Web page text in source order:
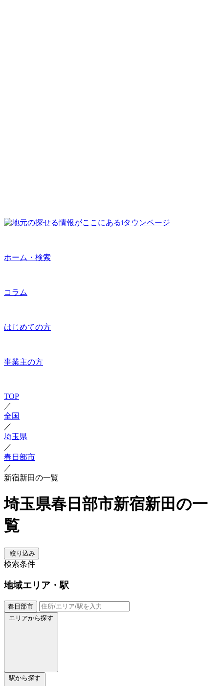
ホーム・検索
コラム
はじめての方
事業主の方
TOP
／
全国
／
埼玉県
／
春日部市
／
新宿新田の一覧
埼玉県春日部市新宿新田の一
覧
絞り込み
検索条件
地域エリア・駅
春日部市
エリアから探す
駅から探す